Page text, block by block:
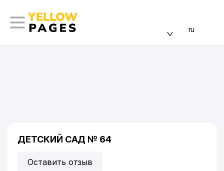
ru
ДЕТСКИЙ САД № 64
Оставить отзыв